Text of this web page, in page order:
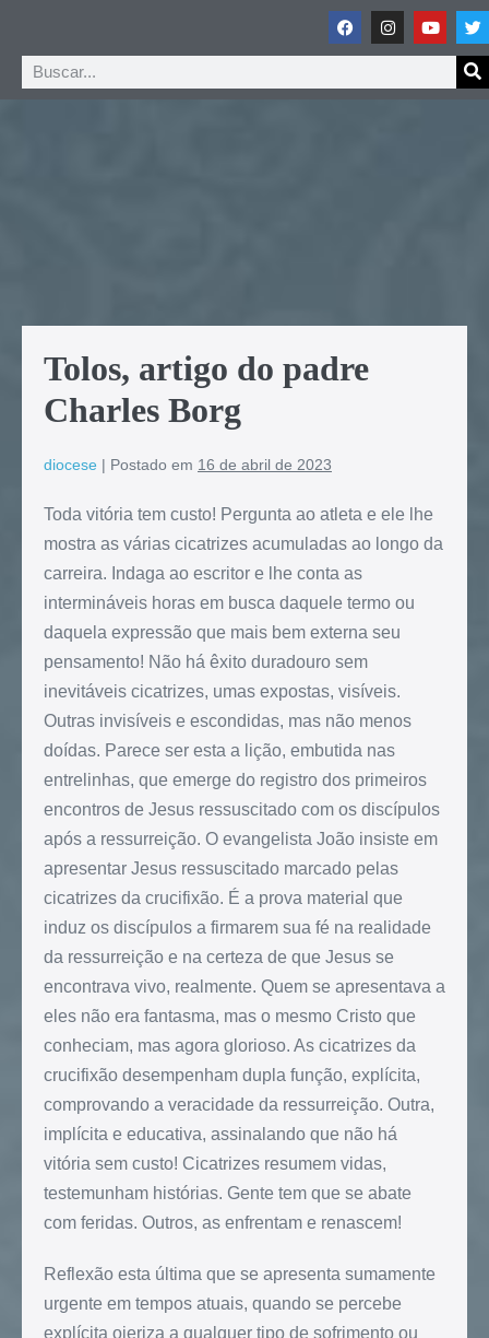
Tolos, artigo do padre
Charles Borg
diocese | Postado em 16 de abril de 2023
Toda vitória tem custo! Pergunta ao atleta e ele lhe
mostra as várias cicatrizes acumuladas ao longo da
carreira. Indaga ao escritor e lhe conta as
intermináveis horas em busca daquele termo ou
daquela expressão que mais bem externa seu
pensamento! Não há êxito duradouro sem
inevitáveis cicatrizes, umas expostas, visíveis.
Outras invisíveis e escondidas, mas não menos
doídas. Parece ser esta a lição, embutida nas
entrelinhas, que emerge do registro dos primeiros
encontros de Jesus ressuscitado com os discípulos
após a ressurreição. O evangelista João insiste em
apresentar Jesus ressuscitado marcado pelas
cicatrizes da crucifixão. É a prova material que
induz os discípulos a firmarem sua fé na realidade
da ressurreição e na certeza de que Jesus se
encontrava vivo, realmente. Quem se apresentava a
eles não era fantasma, mas o mesmo Cristo que
conheciam, mas agora glorioso. As cicatrizes da
crucifixão desempenham dupla função, explícita,
comprovando a veracidade da ressurreição. Outra,
implícita e educativa, assinalando que não há
vitória sem custo! Cicatrizes resumem vidas,
testemunham histórias. Gente tem que se abate
com feridas. Outros, as enfrentam e renascem!
Reflexão esta última que se apresenta sumamente
urgente em tempos atuais, quando se percebe
explícita ojeriza a qualquer tipo de sofrimento ou